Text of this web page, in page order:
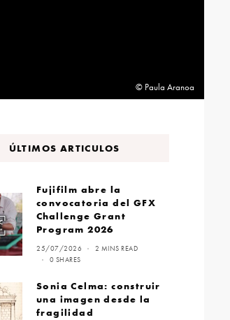
© Paula Aranoa
ÚLTIMOS ARTICULOS
Fujifilm abre la
convocatoria del GFX
Challenge Grant
Program 2026
25/07/2026
2 MINS READ
0 SHARES
Sonia Celma: construir
una imagen desde la
fragilidad